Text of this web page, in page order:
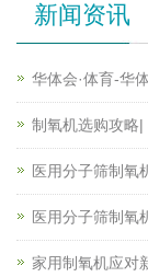
新闻资讯
华体会·体育-华
制氧机选购攻略|
医用分子筛制氧
医用分子筛制氧
家用制氧机应对